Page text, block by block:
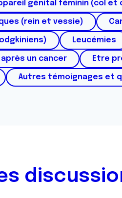
génital féminin (col
(rein et vessie)
Leucémies
après un cancer Etre
Autres témoignages et